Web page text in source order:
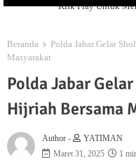
Klik Play Untuk
Beranda
Polda Jabar Gelar
Masyarakat
Polda Jabar
Hijriah Bersama
Author -
YATIMAN
Maret 31, 2025
1